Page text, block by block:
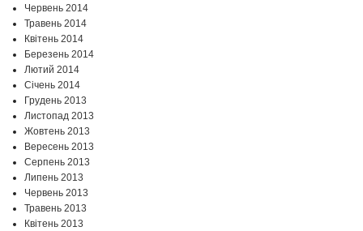
Червень 2014
Травень 2014
Квітень 2014
Березень 2014
Лютий 2014
Січень 2014
Грудень 2013
Листопад 2013
Жовтень 2013
Вересень 2013
Серпень 2013
Липень 2013
Червень 2013
Травень 2013
Квітень 2013